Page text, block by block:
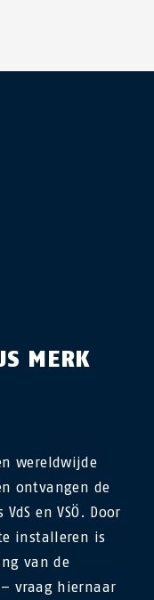
MERK
wereldwijde
ontvangen de
en VSÖ. Door
installeren is
van de
vraag hiernaar